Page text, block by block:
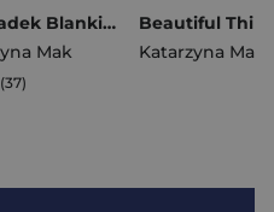
Przypadek Blanki L.
Mak
Katarzyna Mak